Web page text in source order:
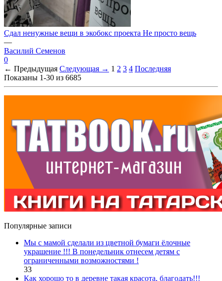
Сдал ненужные вещи в экобокс проекта Не просто вещь
—
Василий Семенов
0
← Предыдущая Следующая → 1 2 3 4 Последняя
Показаны 1-30 из 6685
Популярные записи
Мы с мамой сделали из цветной бумаги ёлочные
украшение !!! В понедельник отнесем детям с
ограниченными возможностями !
33
Как хорошо то в деревне такая красота, благодать!!!